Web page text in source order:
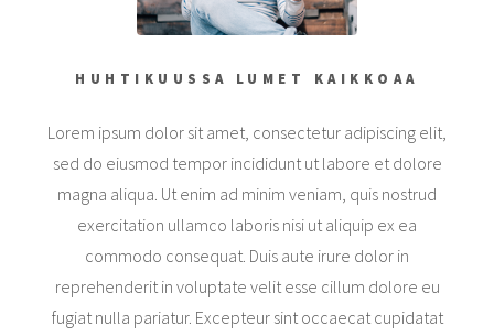
HUHTIKUUSSA LUMET KAIKKOAA
Lorem ipsum dolor sit amet, consectetur adipiscing elit,
sed do eiusmod tempor incididunt ut labore et dolore
magna aliqua. Ut enim ad minim veniam, quis nostrud
exercitation ullamco laboris nisi ut aliquip ex ea
commodo consequat. Duis aute irure dolor in
reprehenderit in voluptate velit esse cillum dolore eu
fugiat nulla pariatur. Excepteur sint occaecat cupidatat